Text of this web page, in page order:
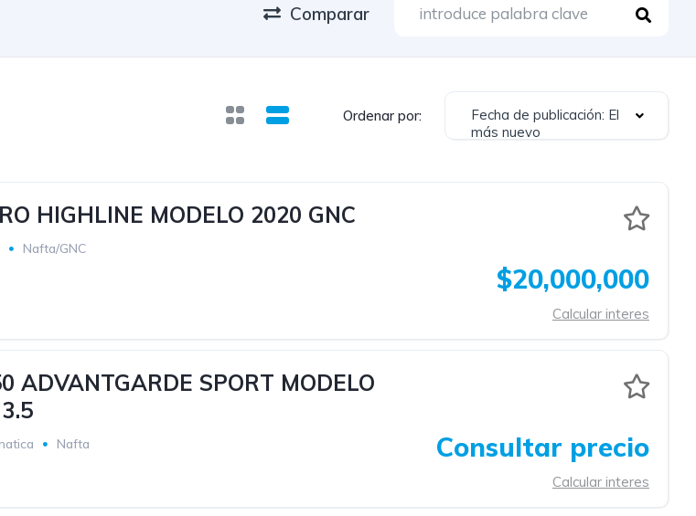
Comparar
Ordenar por:
Fecha de publicación: El
más nuevo
HIGHLINE MODELO 2020 GNC
Nafta/GNC
$20,000,000
Calcular interes
ADVANTGARDE SPORT MODELO
Nafta Consultar precio
Calcular interes